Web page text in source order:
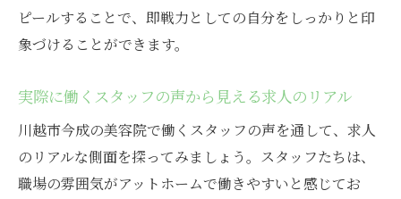
新しい自分を発見するための働く環境
川越市今成での美容院のリアルな体験談
ピールすることで、即戦力としての自分をしっかりと印
象づけることができます。
実際に働くスタッフの声から見える求人のリアル
川越市今成の美容院で働くスタッフの声を通して、求人
のリアルな側面を探ってみましょう。スタッフたちは、
職場の雰囲気がアットホームで働きやすいと感じてお